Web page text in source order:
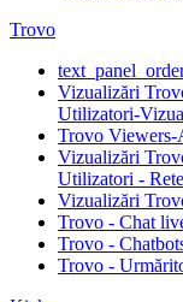
Trovo
Vizualizări
Utilizatori-
Trovo
Vizualizări
Utilizatori -
Vizualizări
Trovo - Chat
Trovo -
Trovo -